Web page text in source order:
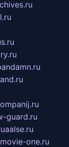
guard.ru
aalse.ru
movie-one.ru